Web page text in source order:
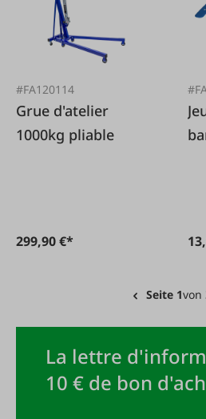
#FA120114
Grue d'atelier
1000kg pliable
299,90 €*
Seite 1von
La lettre
10 € de bon